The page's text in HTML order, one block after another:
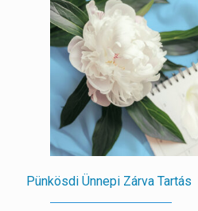
Pünkösdi Ünnepi Zárva Tartás